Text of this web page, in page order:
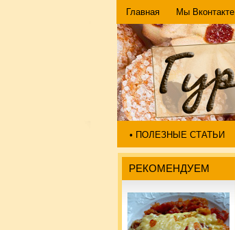
Главная Мы Вконтакте
• ПОЛЕЗНЫЕ СТАТЬИ
РЕКОМЕНДУЕМ